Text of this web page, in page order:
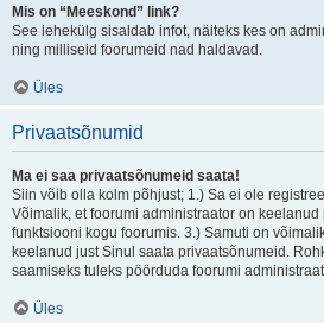
Mis on “Meeskond” link?
See lehekülg sisaldab infot, näiteks kes on
ning milliseid foorumeid nad haldavad.
Üles
Privaatsõnumid
Ma ei saa privaatsõnumeid saata!
Siin võib olla kolm põhjust; 1.) Sa ei ole
Võimalik, et foorumi administraator on
funktsiooni kogu foorumis. 3.) Samuti on
keelanud just Sinul saata privaatsõnumeid.
saamiseks tuleks pöörduda foorumi
Üles